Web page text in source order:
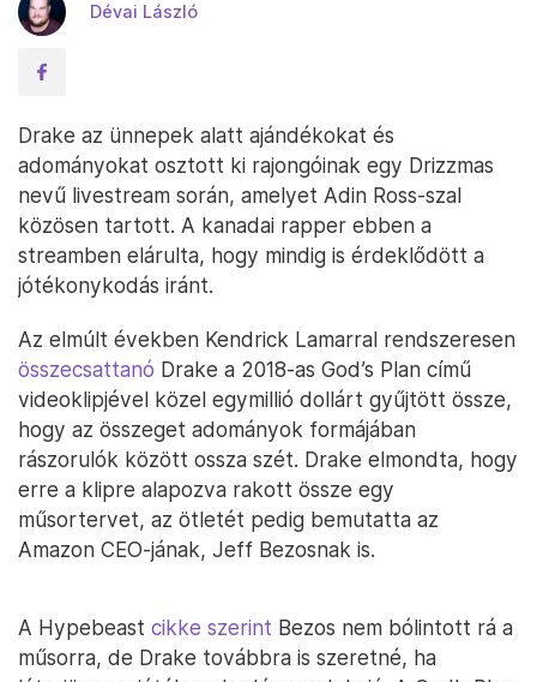
Dévai László
Drake az ünnepek alatt ajándékokat és
adományokat osztott ki rajongóinak egy Drizzmas
nevű livestream során, amelyet Adin Ross-szal
közösen tartott. A kanadai rapper ebben a
streamben elárulta, hogy mindig is érdeklődött a
jótékonykodás iránt.
Az elmúlt években Kendrick Lamarral rendszeresen
összecsattanó Drake a 2018-as God’s Plan című
videoklipjével közel egymillió dollárt gyűjtött össze,
hogy az összeget adományok formájában
rászorulók között ossza szét. Drake elmondta, hogy
erre a klipre alapozva rakott össze egy
műsortervet, az ötletét pedig bemutatta az
Amazon CEO-jának, Jeff Bezosnak is.
A Hypebeast cikke szerint Bezos nem bólintott rá a
műsorra, de Drake továbbra is szeretné, ha